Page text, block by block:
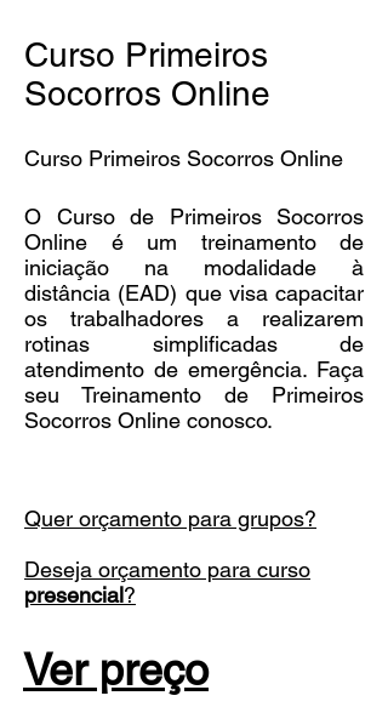
Curso Primeiros
Socorros Online
Curso Primeiros Socorros Online
O Curso de Primeiros Socorros
Online é um treinamento de
iniciação na modalidade à
distância (EAD) que visa capacitar
os trabalhadores a realizarem
rotinas simplificadas de
atendimento de emergência. Faça
seu Treinamento de Primeiros
Socorros Online conosco.
Quer orçamento para grupos?
Deseja orçamento para curso
presencial?
Ver preço